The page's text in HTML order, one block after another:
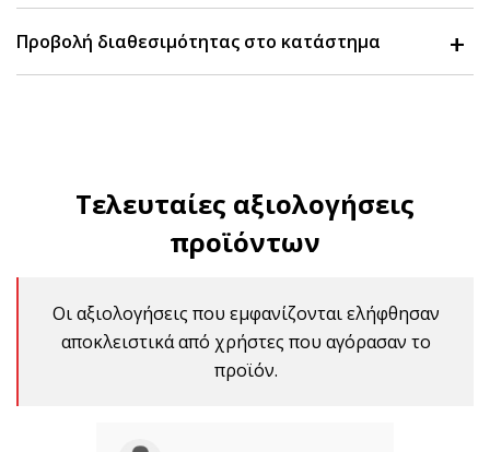
Προβολή διαθεσιμότητας στο κατάστημα
Τελευταίες αξιολογήσεις
προϊόντων
Οι αξιολογήσεις που εμφανίζονται ελήφθησαν
αποκλειστικά από χρήστες που αγόρασαν το
προϊόν.